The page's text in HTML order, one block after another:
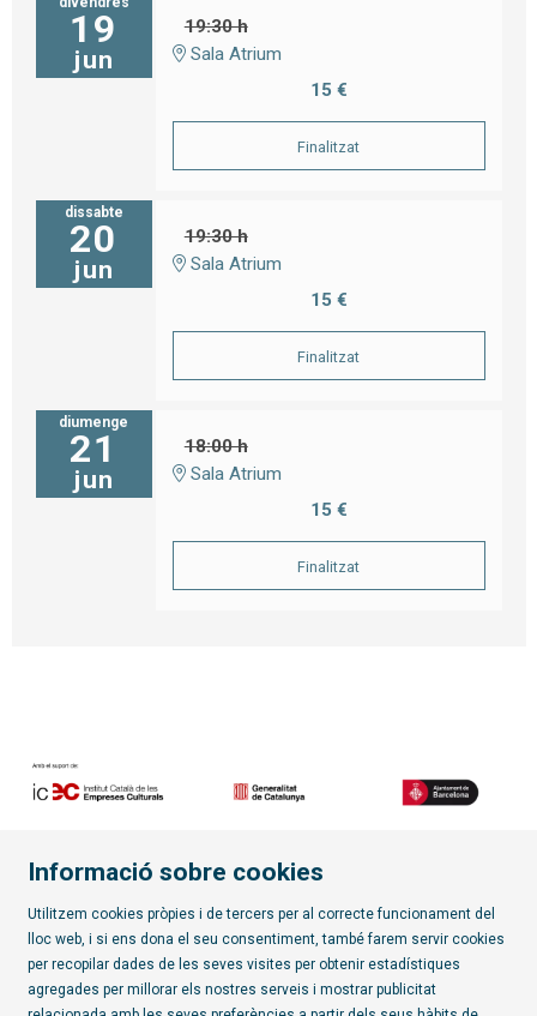
19
jun
19:30 h
Sala Atrium
15 €
Finalitzat
dissabte
20
jun
19:30 h
Sala Atrium
15 €
Finalitzat
diumenge
21
jun
18:00 h
Sala Atrium
15 €
Finalitzat
Diapositiva 2 de 7
Subscriu-te al butlletí
Informació sobre cookies
Utilitzem cookies pròpies i de tercers per al correcte funcionament del
lloc web, i si ens dona el seu consentiment, també farem servir cookies
per recopilar dades de les seves visites per obtenir estadístiques
agregades per millorar els nostres serveis i mostrar publicitat